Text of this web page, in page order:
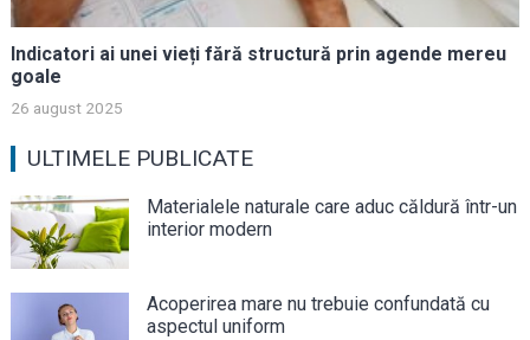
Indicatori ai unei vieți fără structură prin agende mereu
goale
26 august 2025
ULTIMELE PUBLICATE
Materialele naturale care aduc căldură într-un
interior modern
Acoperirea mare nu trebuie confundată cu
aspectul uniform